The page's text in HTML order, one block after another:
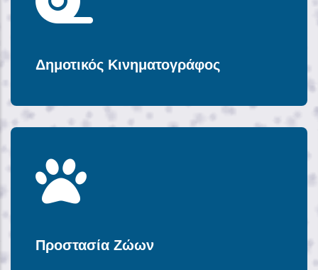
Δημοτικός Κινηματογράφος
Προστασία Ζώων